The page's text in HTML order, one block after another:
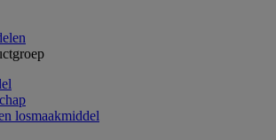
losmaakmiddel